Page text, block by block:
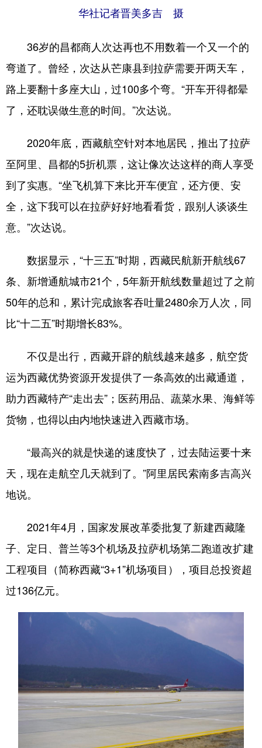
华社记者晋美多吉 摄
36岁的昌都商人次达再也不用数着一个又一个的
弯道了。曾经，次达从芒康县到拉萨需要开两天车，
路上要翻十多座大山，过100多个弯。“开车开得都晕
了，还耽误做生意的时间。”次达说。
2020年底，西藏航空针对本地居民，推出了拉萨
至阿里、昌都的5折机票，这让像次达这样的商人享受
到了实惠。“坐飞机算下来比开车便宜，还方便、安
全，这下我可以在拉萨好好地看看货，跟别人谈谈生
意。”次达说。
数据显示，“十三五”时期，西藏民航新开航线67
条、新增通航城市21个，5年新开航线数量超过了之前
50年的总和，累计完成旅客吞吐量2480余万人次，同
比“十二五”时期增长83%。
不仅是出行，西藏开辟的航线越来越多，航空货
运为西藏优势资源开发提供了一条高效的出藏通道，
助力西藏特产“走出去”；医药用品、蔬菜水果、海鲜等
货物，也得以由内地快速进入西藏市场。
“最高兴的就是快递的速度快了，过去陆运要十来
天，现在走航空几天就到了。”阿里居民索南多吉高兴
地说。
2021年4月，国家发展改革委批复了新建西藏隆
子、定日、普兰等3个机场及拉萨机场第二跑道改扩建
工程项目（简称西藏“3+1”机场项目），项目总投资超
过136亿元。